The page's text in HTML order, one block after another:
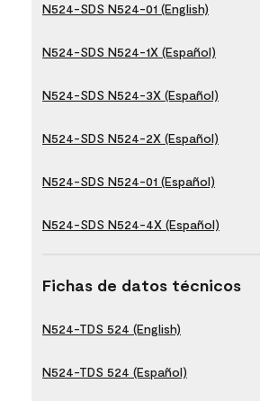
N524-SDS N524-01 (English)
N524-SDS N524-1X (Español)
N524-SDS N524-3X (Español)
N524-SDS N524-2X (Español)
N524-SDS N524-01 (Español)
N524-SDS N524-4X (Español)
Fichas de datos técnicos
N524-TDS 524 (English)
N524-TDS 524 (Español)